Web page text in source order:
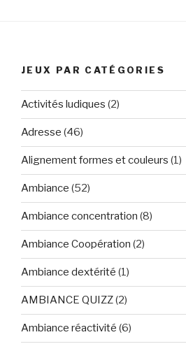
JEUX PAR CATÉGORIES
Activités ludiques (2)
Adresse (46)
Alignement formes et couleurs (1)
Ambiance (52)
Ambiance concentration (8)
Ambiance Coopération (2)
Ambiance dextérité (1)
AMBIANCE QUIZZ(2)
Ambiance réactivité (6)